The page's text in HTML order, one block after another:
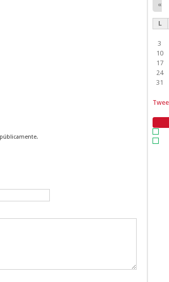
«
L
3
10
17
24
31